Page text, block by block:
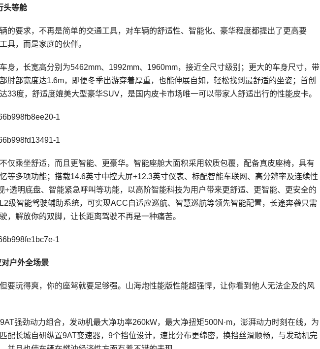
头等舱
的要求，不再是简单的交通工具，对车辆的舒适性、智能化、豪华程度都提出了更高要
具，而是家庭的伙伴。
身，长宽高分别为5462mm、1992mm、1960mm，接近全尺寸级别；更大的车身尺寸，带
肘部宽度达1.6m，即便冬季出游穿着厚重，也能伸展自如，轻松找到最舒适的坐姿；首创
33度，舒适度媲美大型豪华SUV，是国内皮卡市场唯一可以带家人舒适出行的性能皮卡。
仅乘坐舒适，而且更智能、更豪华。智能座舱大面积采用软质包覆，配备真皮座椅，具有
等多项功能；搭载14.6英寸中控大屏+12.3英寸仪表、标配智能车联网、高分辨率及连续性
+透明底盘、智能紧急呼叫等功能，以高阶智能科技为用户带来更舒适、更智能、更安全的
级智能驾驶辅助系统，可实现ACC自适应巡航、智慧巡航等领先智能配置，长途奔袭只需
，解放你的双脚，让长距离驾驶不再是一种痛苦。
户外全场景
要玩得爽，你的座驾就要足够强。山海炮性能版性能超强悍，让你看到他人无法企及的风
强劲动力组合，发动机最大净功率260kW，最大净扭矩500N·m，澎湃动力时刻在线，为
配长城自研纵置9AT变速器，9个挡位设计，速比分布更绵密，换挡丝滑顺畅，与发动机完